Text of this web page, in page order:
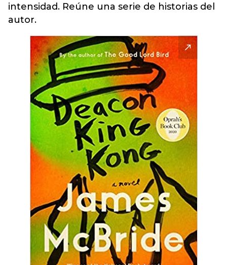
intensidad. Reúne una serie de historias del
autor.